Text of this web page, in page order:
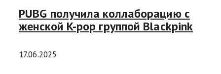
PUBG получила коллаборацию с
женской K-pop группой Blackpink
17.06.2025